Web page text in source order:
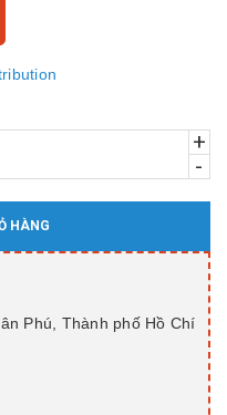
+
-
HÀNG
Phú, Thành phố Hồ Chí